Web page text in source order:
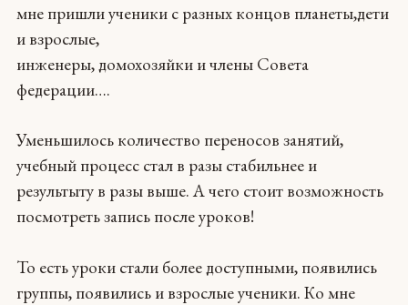
мне пришли ученики с разных концов планеты,дети
и взрослые,
инженеры, домохозяйки и члены Совета
федерации….
Уменьшилось количество переносов занятий,
учебный процесс стал в разы стабильнее и
результыту в разы выше. А чего стоит возможность
посмотреть запись после уроков!
То есть уроки стали более доступными, появились
группы, появились и взрослые ученики. Ко мне